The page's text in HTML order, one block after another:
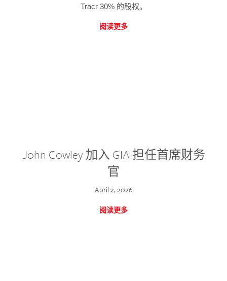
Tracr 30% 的股权。
阅读更多
John Cowley 加入 GIA 担任首席财务
官
April 2, 2026
阅读更多